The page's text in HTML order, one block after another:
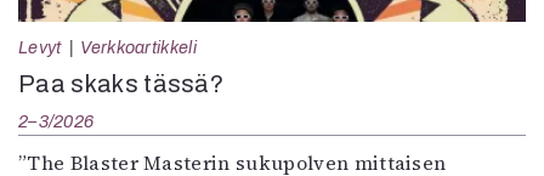
Levyt Verkkoartikkeli
Paa skaks tässä?
2–3/2026
”The Blaster Masterin sukupolven mittaisen